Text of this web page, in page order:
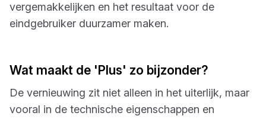
vergemakkelijken en het resultaat voor de
eindgebruiker duurzamer maken.
Wat maakt de 'Plus' zo bijzonder?
De vernieuwing zit niet alleen in het uiterlijk, maar
vooral in de technische eigenschappen en